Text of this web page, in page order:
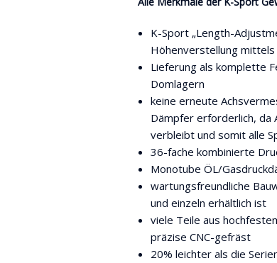
K-Sport „Length-
Höhenverstellung
Lieferung als komplette
Domlagern
keine erneute
Dämpfer erforderlich, da
verbleibt und somit alle
36-fache kombinierte
Monotube ÖL/
wartungsfreundliche
und einzeln erhältlich ist
viele Teile aus
präzise CNC-gefräst
20% leichter als die